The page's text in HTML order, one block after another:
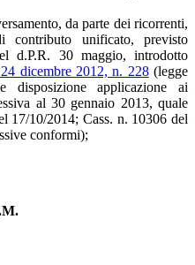
da parte dei ricorrenti,
contributo unificato, previsto
d.P.R. 30 maggio, introdotto
dicembre 2012, n. 228(legge
applicazione ai
al 30 gennaio 2013, quale
17/10/2014; Cass. n. 10306 del
conformi);